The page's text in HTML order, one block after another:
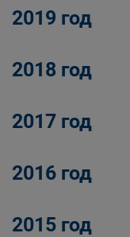
2019 год
2018 год
2017 год
2016 год
2015 год